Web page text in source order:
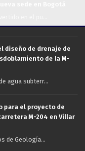
sede en Bogotá
diseño de drenaje de
de la M-
agua subterr...
para el proyecto de
M-204 en Villar
de Geología...